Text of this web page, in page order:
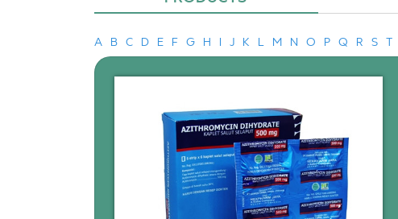
A B C D E F G H I J K L M N O P Q R S T